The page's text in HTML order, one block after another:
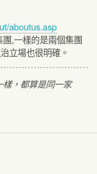
aboutus.asp
,一樣的是兩個集團
立場也很明確。
，都算是同一家